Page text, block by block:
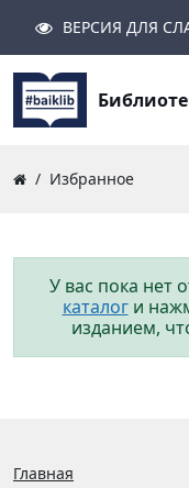
У вас пока нет
каталоги
изданием,
ПоискВЕРСИЯ ДЛЯ
Избранное
Главная